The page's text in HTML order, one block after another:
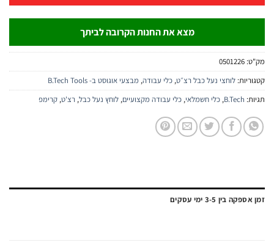
מצא את החנות הקרובה לביתך
0501226
לוחצי נעל כבל רצ״ט,כלי עבודה, מבצעי אוגוסט ב- B.Tech Tools
B.Tech
,כלי חשמלאי,כלי עבודה מקצועיים,לוחץ נעל כבל,רצ'ט,קרימפ
בין 3-5 ימי עסקים